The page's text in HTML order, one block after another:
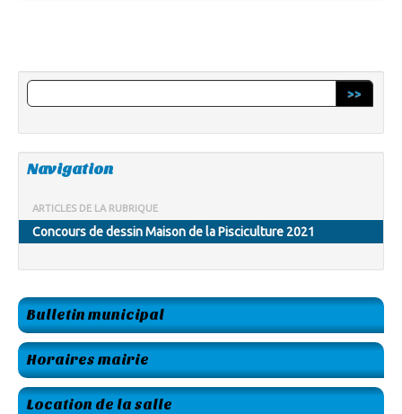
>>
Navigation
ARTICLES DE LA RUBRIQUE
Concours de dessin Maison de la Pisciculture 2021
Bulletin municipal
Horaires mairie
Location de la salle